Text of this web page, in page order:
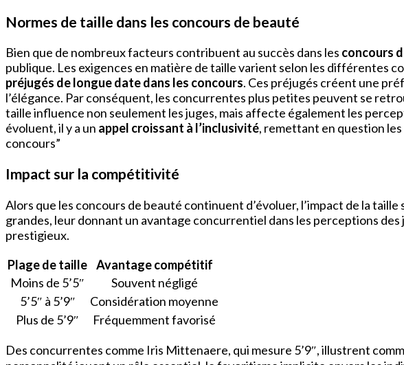
Normes de taille dans les concours de beauté
Bien que de nombreux facteurs contribuent au succès dans les concours
publique. Les exigences en matière de taille varient selon les différentes
préjugés de longue date dans les concours. Ces préjugés créent une
l’élégance. Par conséquent, les concurrentes plus petites peuvent se
taille influence non seulement les juges, mais affecte également les
évoluent, il y a un appel croissant à l’inclusivité, remettant en question
concours”
Impact sur la compétitivité
Alors que les concours de beauté continuent d’évoluer, l’impact de la
grandes, leur donnant un avantage concurrentiel dans les perceptions
prestigieux.
Plage de taille Avantage compétitif
Moins de 5’5″
Souvent négligé
5’5″ à 5’9″
Considération moyenne
Plus de 5’9″
Fréquemment favorisé
Des concurrentes comme Iris Mittenaere, qui mesure 5’9″, illustrent